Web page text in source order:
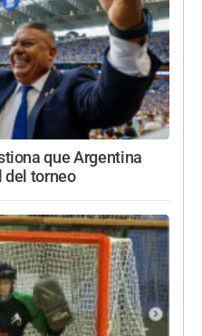
que Argentina
del torneo